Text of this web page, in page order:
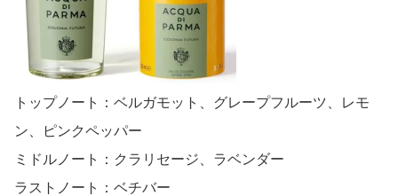
トップノート：ベルガモット、グレープフルーツ、レモ
ン、ピンクペッパー
ミドルノート：クラリセージ、ラベンダー
ラストノート：ベチバー